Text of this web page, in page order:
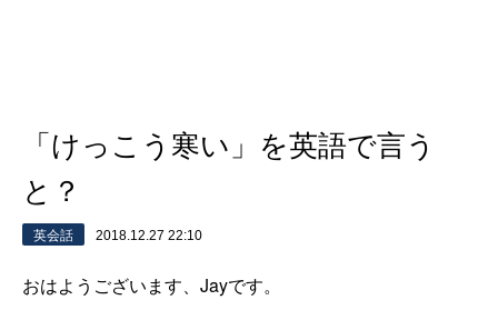
「けっこう寒い」を英語で言う
と？
英会話 2018.12.27 22:10
おはようございます、Jayです。